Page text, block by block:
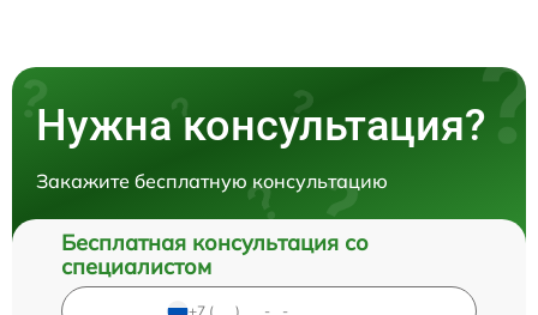
Нужна консультация?
Закажите бесплатную консультацию
Бесплатная консультация со
специалистом